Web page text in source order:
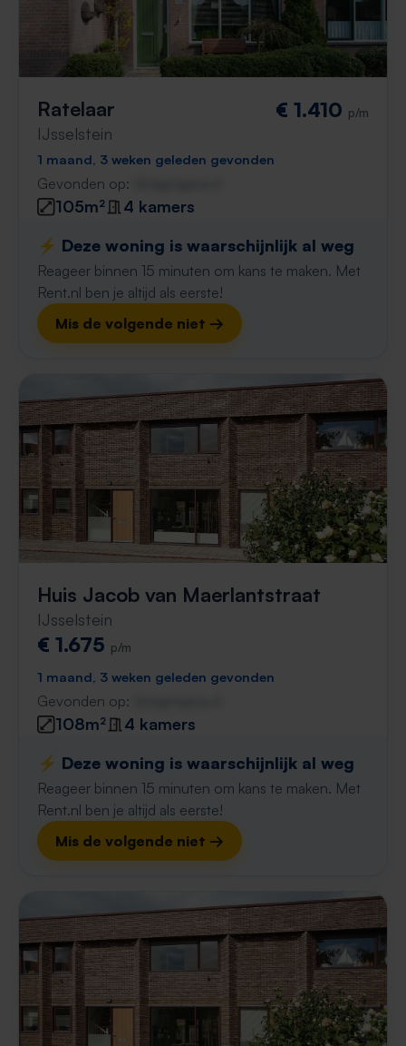
Ratelaar
IJsselstein
€ 1.410 p/m
1 maand, 3 weken geleden gevonden
Gevonden op:
105m²
4 kamers
⚡️ Deze woning is waarschijnlijk al weg
Reageer binnen 15 minuten om kans te maken. Met
Rent.nl ben je altijd als eerste!
Mis de volgende niet →
Huis Jacob van Maerlantstraat
IJsselstein
€ 1.675 p/m
1 maand, 3 weken geleden gevonden
Gevonden op:
108m²
4 kamers
⚡️ Deze woning is waarschijnlijk al weg
Reageer binnen 15 minuten om kans te maken. Met
Rent.nl ben je altijd als eerste!
Mis de volgende niet →